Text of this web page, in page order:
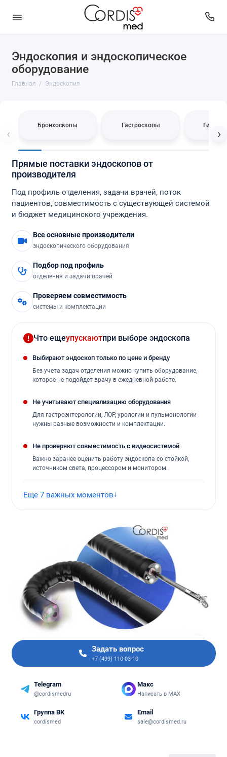
Эндоскопия и эндоскопическое
оборудование
Главная Эндоскопия
Бронхоскопы
Гастроскопы
Дуоденоскопы
Лапароскопы
ЛОР-эндоскопы
Нефроскопы
Резектоскопы
Тележки и контейнеры для эндоскопов
Ректоскопы
видеопроцессоры
Эндоскопические стойки
Эндоскопы Fujinon (Fujifilm)
Эндоскопы Olympus
Эндоскопы Pentax
Видеоэндоскопы Camscope
Бронхоскопы Гастроскопы
‹ ›
Прямые поставки эндоскопов от
производителя
Под профиль отделения, задачи врачей, поток
пациентов, совместимость с существующей системой
и бюджет медицинского учреждения.
Все основные производители
эндоскопического оборудования
Подбор под профиль
отделения и задачи врачей
Проверяем совместимость
системы и комплектации
Что ещеупускаютпри выборе эндоскопа
Выбирают эндоскоп только по цене и бренду
Без учета задач отделения можно купить оборудование,
которое не подойдет врачу в ежедневной работе.
Не учитывают специализацию оборудования
Для гастроэнтерологии, ЛОР, урологии и пульмонологии
нужны разные возможности и комплектации.
Не проверяют совместимость с видеосистемой
Важно заранее оценить работу эндоскопа со стойкой,
источником света, процессором и монитором.
Еще 7 важных моментов
Задать вопрос
+7 (499) 110-03-10
Telegram
@cordismedru
Макс
Написать в MAX
Группа ВК
cordismed
Email
sale@cordismed.ru